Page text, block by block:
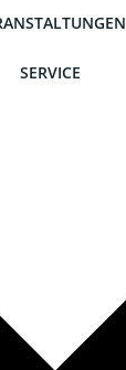
SER­VICE